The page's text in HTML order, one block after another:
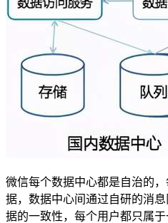
微信每个数据中心都是自治的
据，数据中心间通过自研的消
据的一致性，每个用户都只属